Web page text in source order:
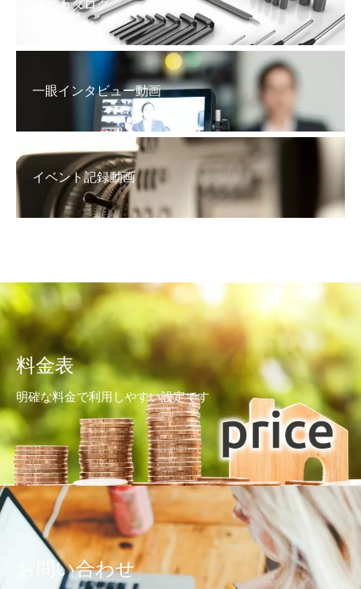
商品カタログ
一眼インタビュー動画
イベント記録動画
料金表
明確な料金で利用しやすい設定です
お問い合わせ